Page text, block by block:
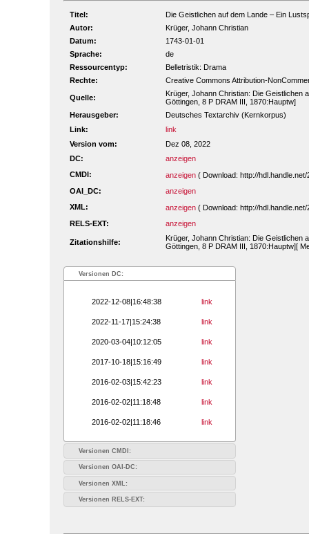
Titel:
Die Geistlichen auf dem Lande – Ein
Autor:
Krüger, Johann Christian
Datum:
1743-01-01
Sprache:
de
Ressourcentyp:
Belletristik: Drama
Rechte:
Creative Commons Attribution-
Quelle:
Krüger, Johann Christian: Die Geistlichen
Göttingen, 8 P DRAM III, 1870:Hauptw]
Herausgeber:
Deutsches Textarchiv (Kernkorpus)
Link:
link
Version vom:
Dez 08, 2022
DC:
anzeigen
CMDI:
anzeigen ( Download: http://
OAI_DC:
anzeigen
XML:
anzeigen ( Download: http://
RELS-EXT:
anzeigen
Zitationshilfe:
Krüger, Johann Christian: Die Geistlichen
Göttingen, 8 P DRAM III, 1870:Hauptw][
Versionen DC:
2022-12-08|16:48:38 link
2022-11-17|15:24:38 link
2020-03-04|10:12:05 link
2017-10-18|15:16:49 link
2016-02-03|15:42:23 link
2016-02-02|11:18:48 link
2016-02-02|11:18:46 link
Versionen CMDI:
Versionen OAI-DC:
Versionen XML:
Versionen RELS-EXT: